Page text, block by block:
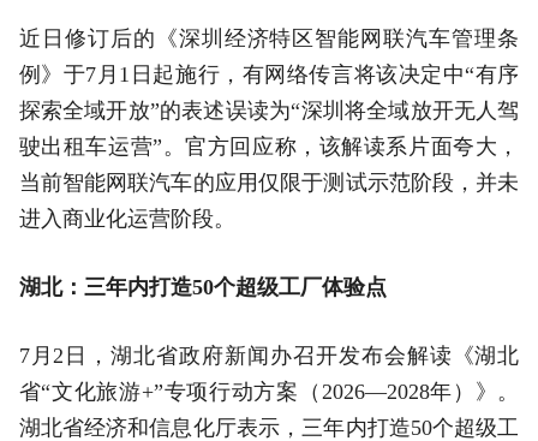
近日修订后的《深圳经济特区智能网联汽车管理条
例》于7月1日起施行，有网络传言将该决定中“有序
探索全域开放”的表述误读为“深圳将全域放开无人驾
驶出租车运营”。官方回应称，该解读系片面夸大，
当前智能网联汽车的应用仅限于测试示范阶段，并未
进入商业化运营阶段。
湖北：三年内打造50个超级工厂体验点
7月2日，湖北省政府新闻办召开发布会解读《湖北
省“文化旅游+”专项行动方案（2026—2028年）》。
湖北省经济和信息化厅表示，三年内打造50个超级工